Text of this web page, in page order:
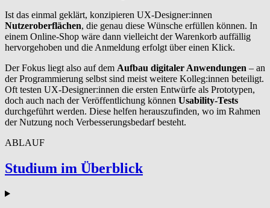
Ist das einmal geklärt, konzipieren UX-Designer:innen
Nutzeroberflächen, die genau diese Wünsche erfüllen können. In
einem Online-Shop wäre dann vielleicht der Warenkorb auffällig
hervorgehoben und die Anmeldung erfolgt über einen Klick.
Der Fokus liegt also auf dem Aufbau digitaler Anwendungen – an
der Programmierung selbst sind meist weitere Kolleg:innen beteiligt.
Oft testen UX-Designer:innen die ersten Entwürfe als Prototypen,
doch auch nach der Veröffentlichung können Usability-Tests
durchgeführt werden. Diese helfen herauszufinden, wo im Rahmen
der Nutzung noch Verbesserungsbedarf besteht.
ABLAUF
Studium im Überblick